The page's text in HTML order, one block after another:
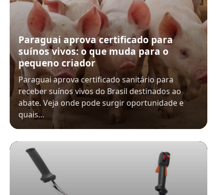
Paraguai aprova certificado para
suínos vivos: o que muda para o
pequeno criador
Paraguai aprova certificado sanitário para
receber suínos vivos do Brasil destinados ao
abate. Veja onde pode surgir oportunidade e
quais…